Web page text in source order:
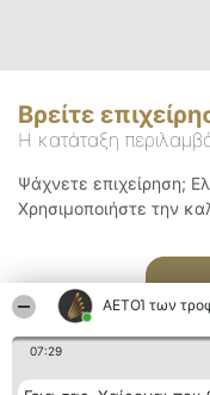
ΑΕΤΟΊ των
07:29
Βρείτε
Η κατάταξη
Ψάχνετε επιχείρηση;
Χρησιμοποιήστε την